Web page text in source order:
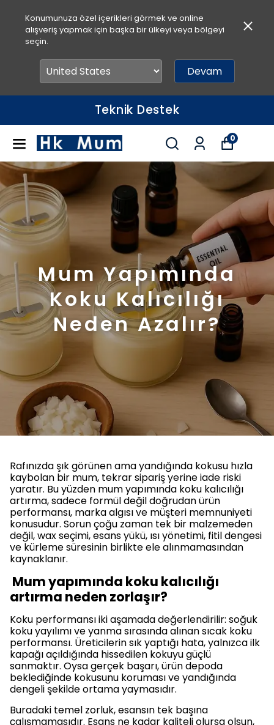
Konumunuza özel içerikleri görmek ve online
alışveriş yapmak için başka bir ülkeyi veya bölgeyi
seçin.
Devam
Hızlı Teslimat
0
Mum Yapımında
Koku Kalıcılığı
Neden Azalır?
Rafınızda şık görünen ama yandığında kokusu hızla
kaybolan bir mum, tekrar sipariş yerine iade riski
yaratır. Bu yüzden mum yapımında koku kalıcılığı
artırma, sadece formül değil doğrudan ürün
performansı, marka algısı ve müşteri memnuniyeti
konusudur. Sorun çoğu zaman tek bir malzemeden
değil, wax seçimi, esans yükü, ısı yönetimi, fitil dengesi
ve kürleme süresinin birlikte ele alınmamasından
kaynaklanır.
Mum yapımında koku kalıcılığı
artırma neden zorlaşır?
Koku performansı iki aşamada değerlendirilir: soğuk
koku yayılımı ve yanma sırasında alınan sıcak koku
performansı. Üreticilerin sık yaptığı hata, yalnızca ilk
kapağı açıldığında hissedilen kokuyu güçlü
sanmaktır. Oysa gerçek başarı, ürün depoda
beklediğinde kokusunu koruması ve yandığında
dengeli şekilde ortama yaymasıdır.
Buradaki temel zorluk, esansın tek başına
çalışmamasıdır. Esans ne kadar kaliteli olursa olsun,